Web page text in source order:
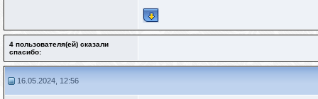
4 пользователя(ей) сказали
cпасибо:
16.05.2024, 12:56